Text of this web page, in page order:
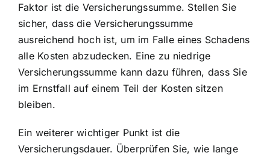
Faktor ist die Versicherungssumme. Stellen Sie
sicher, dass die Versicherungssumme
ausreichend hoch ist, um im Falle eines Schadens
alle Kosten abzudecken. Eine zu niedrige
Versicherungssumme kann dazu führen, dass Sie
im Ernstfall auf einem Teil der Kosten sitzen
bleiben.
Ein weiterer wichtiger Punkt ist die
Versicherungsdauer. Überprüfen Sie, wie lange